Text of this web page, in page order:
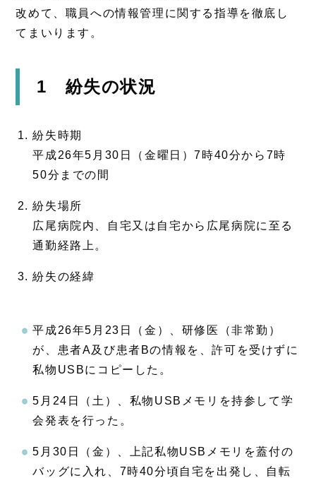
改めて、職員への情報管理に関する指導を徹底し
てまいります。
1 紛失の状況
紛失時期
平成26年5月30日（金曜日）7時40分から7時
50分までの間
紛失場所
広尾病院内、自宅又は自宅から広尾病院に至る
通勤経路上。
紛失の経緯
平成26年5月23日（金）、研修医（非常勤）
が、患者A及び患者Bの情報を、許可を受けずに
私物USBにコピーした。
5月24日（土）、私物USBメモリを持参して学
会発表を行った。
5月30日（金）、上記私物USBメモリを蓋付の
バッグに入れ、7時40分頃自宅を出発し、自転